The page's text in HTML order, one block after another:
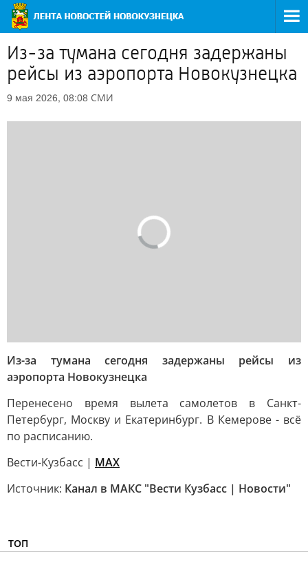
Из-за тумана сегодня задержаны
рейсы из аэропорта Новокузнецка
9 мая 2026, 08:08 СМИ
Из-за тумана сегодня задержаны рейсы из
аэропорта Новокузнецка
Перенесено время вылета самолетов в Санкт-
Петербург, Москву и Екатеринбург. В Кемерове - всё
по расписанию.
Вести-Кузбасс | MAX
Источник: Канал в МАКС "Вести Кузбасс | Новости"
ТОП